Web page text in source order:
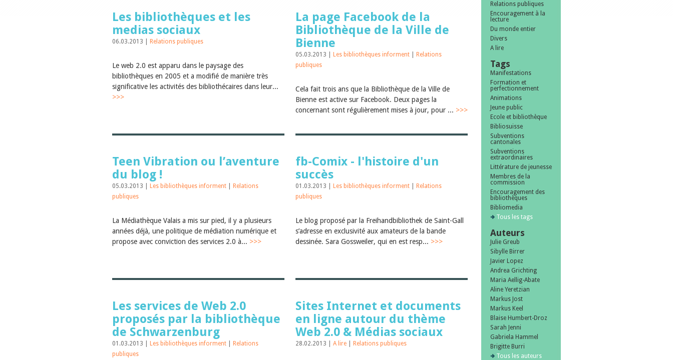
Les bibliothèques et les
medias sociaux
06.03.2013 | Relations publiques
Le web 2.0 est apparu dans le paysage des
bibliothèques en 2005 et a modifié de manière très
significative les activités des bibliothécaires dans leur...
>>>
La page Facebook de la
Bibliothèque de la Ville de
Bienne
05.03.2013 | Les bibliothèques informent
Relations
publiques
Cela fait trois ans que la Bibliothèque de la Ville de
Bienne est active sur Facebook. Deux pages la
concernant sont régulièrement mises à jour, pour ... >>>
Teen Vibration ou l’aventure
du blog !
05.03.2013 | Les bibliothèques informent
Relations
publiques
La Médiathèque Valais a mis sur pied, il y a plusieurs
années déjà, une politique de médiation numérique et
propose avec conviction des services 2.0 à... >>>
fb-Comix - l'histoire d'un
succès
01.03.2013 | Les bibliothèques informent
Relations
publiques
Le blog proposé par la Freihandbibliothek de Saint-Gall
s’adresse en exclusivité aux amateurs de la bande
dessinée. Sara Gossweiler, qui en est resp... >>>
Les services de Web 2.0
proposés par la bibliothèque
de Schwarzenburg
01.03.2013 | Les bibliothèques informent
Relations
publiques
Sites Internet et documents
en ligne autour du thème
Web 2.0 & Médias sociaux
28.02.2013 | A lire Relations publiques
Relations publiques
Encouragement à la
lecture
Du monde entier
Divers
A lire
Tags
Manifestations
Formation et
perfectionnement
Animations
Jeune public
Ecole et bibliothèque
Bibliosuisse
Subventions
cantonales
Subventions
extraordinaires
Littérature de jeunesse
Membres de la
commission
Encouragement des
bibliothèques
Bibliomedia
Tous les tags
Auteurs
Julie Greub
Sibylle Birrer
Javier Lopez
Andrea Grichting
Maria Aellig-Abate
Aline Yeretzian
Markus Jost
Markus Keel
Blaise Humbert-Droz
Sarah Jenni
Gabriela Hammel
Brigitte Burri
Tous les auteurs